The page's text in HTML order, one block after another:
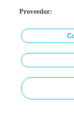
Proveedor: